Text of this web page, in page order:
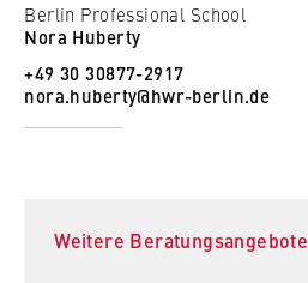
Berlin Professional School
Nora Huberty
+49 30 30877-2917
nora.huberty@hwr-berlin.de
Weitere Beratungsangebote